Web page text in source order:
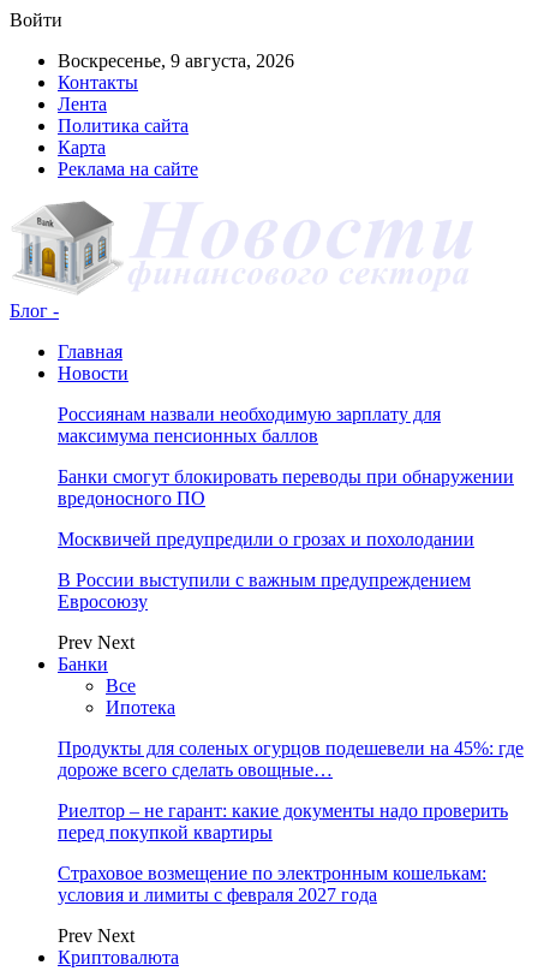
Войти
Воскресенье, 9 августа, 2026
Контакты
Лента
Политика сайта
Карта
Реклама на сайте
Блог -
Главная
Новости
Россиянам назвали необходимую зарплату для
максимума пенсионных баллов
Банки смогут блокировать переводы при обнаружении
вредоносного ПО
Москвичей предупредили о грозах и похолодании
В России выступили с важным предупреждением
Евросоюзу
Prev Next
Банки
Все
Ипотека
Продукты для соленых огурцов подешевели на 45%: где
дороже всего сделать овощные…
Риелтор – не гарант: какие документы надо проверить
перед покупкой квартиры
Страховое возмещение по электронным кошелькам:
условия и лимиты с февраля 2027 года
Prev Next
Криптовалюта